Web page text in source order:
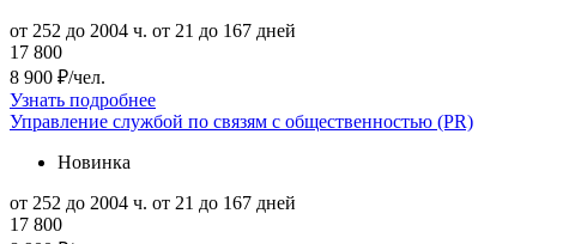
от 252 до 2004 ч. от 21 до 167 дней
17 800
8 900 ₽/чел.
Узнать подробнее
Управление службой по связям с общественностью (PR)
Новинка
от 252 до 2004 ч. от 21 до 167 дней
17 800